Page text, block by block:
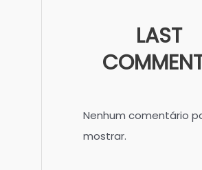
LAST
Nenhum comentário
mostrar.